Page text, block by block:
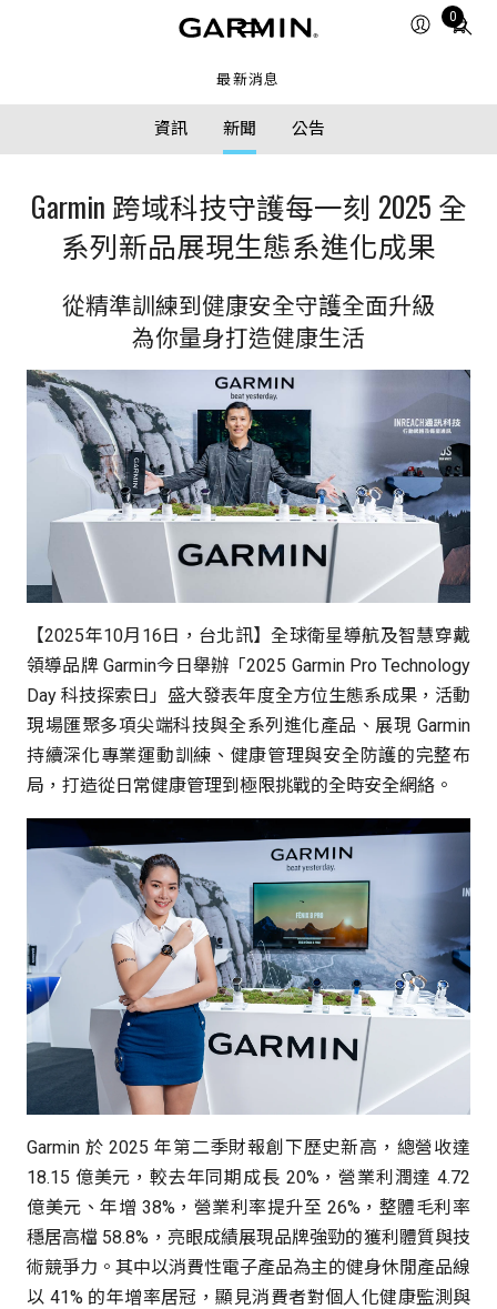
0
Total
items
最新消息
資訊 新聞 公告
Garmin 跨域科技守護每一刻 2025 全
系列新品展現生態系進化成果
從精準訓練到健康安全守護全面升級
為你量身打造健康生活
【2025年10月16日，台北訊】全球衛星導航及智慧穿戴
領導品牌 Garmin今日舉辦「2025 Garmin Pro Technology
Day 科技探索日」盛大發表年度全方位生態系成果，活動
現場匯聚多項尖端科技與全系列進化產品、展現 Garmin
持續深化專業運動訓練、健康管理與安全防護的完整布
局，打造從日常健康管理到極限挑戰的全時安全網絡。
Garmin 於 2025 年第二季財報創下歷史新高，總營收達
18.15 億美元，較去年同期成長 20%，營業利潤達 4.72
億美元、年增 38%，營業利率提升至 26%，整體毛利率
穩居高檔 58.8%，亮眼成績展現品牌強勁的獲利體質與技
術競爭力。其中以消費性電子產品為主的健身休閒產品線
以 41% 的年增率居冠，顯見消費者對個人化健康監測與